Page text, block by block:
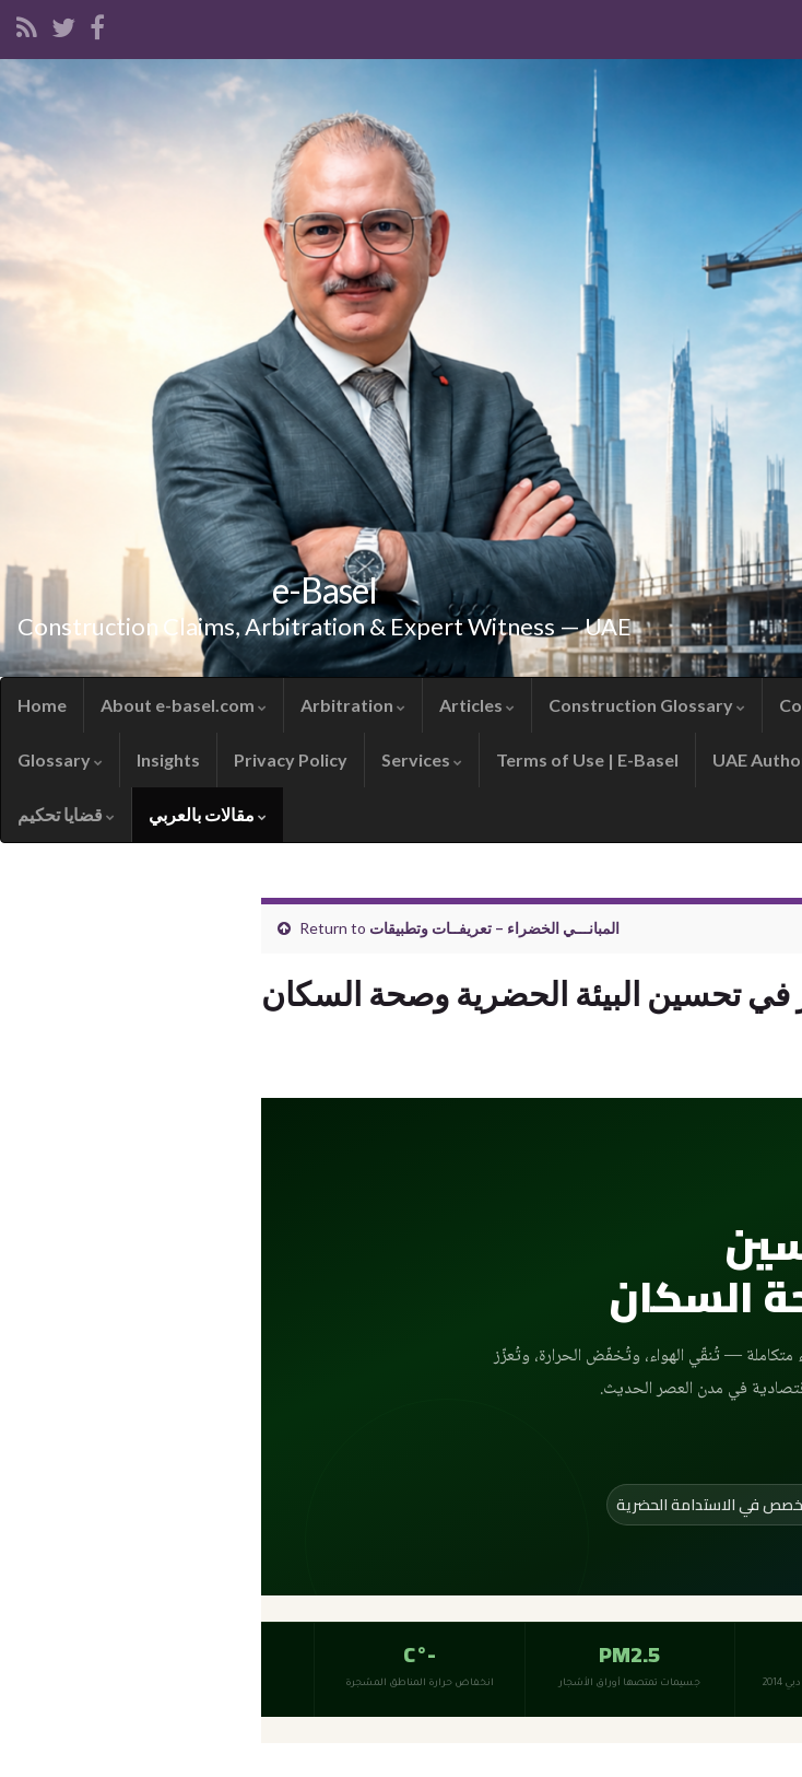
e-Basel
Construction Claims, Arbitration & Expert Witness — UAE
Home About e-basel.com Arbitration Articles Construction Glossary
Glossary Insights Privacy Policy Services Terms of Use | E-Basel UAE
Return to المبانـــي الخضراء – تعريفــات وتطبيقات
في تحسين البيئة الحضرية وصحة السكان
السكان
— تُنقّي الهواء، وتُخفّض الحرارة، وتُعزّز
في مدن العصر الحديث.
في الاستدامة الحضرية
PM2.5
جسيمات تمتصها أوراق الأشجار
-°C
انخفاض حرارة المناطق المشجرة